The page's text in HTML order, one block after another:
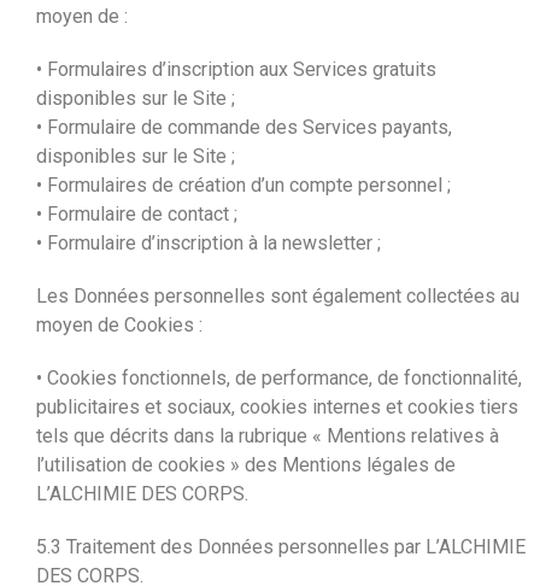
moyen de :
• Formulaires d’inscription aux Services gratuits
disponibles sur le Site ;
• Formulaire de commande des Services payants,
disponibles sur le Site ;
• Formulaires de création d’un compte personnel ;
• Formulaire de contact ;
• Formulaire d’inscription à la newsletter ;
Les Données personnelles sont également collectées au
moyen de Cookies :
• Cookies fonctionnels, de performance, de fonctionnalité,
publicitaires et sociaux, cookies internes et cookies tiers
tels que décrits dans la rubrique « Mentions relatives à
l’utilisation de cookies » des Mentions légales de
L’ALCHIMIE DES CORPS.
5.3 Traitement des Données personnelles par L’ALCHIMIE
DES CORPS.